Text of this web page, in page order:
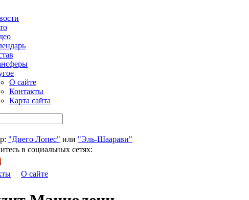
О сайте
Контакты
Карта сайта
"Диего Лопес" или "Эль-Шаарави"
в социальных сетях:
О сайте